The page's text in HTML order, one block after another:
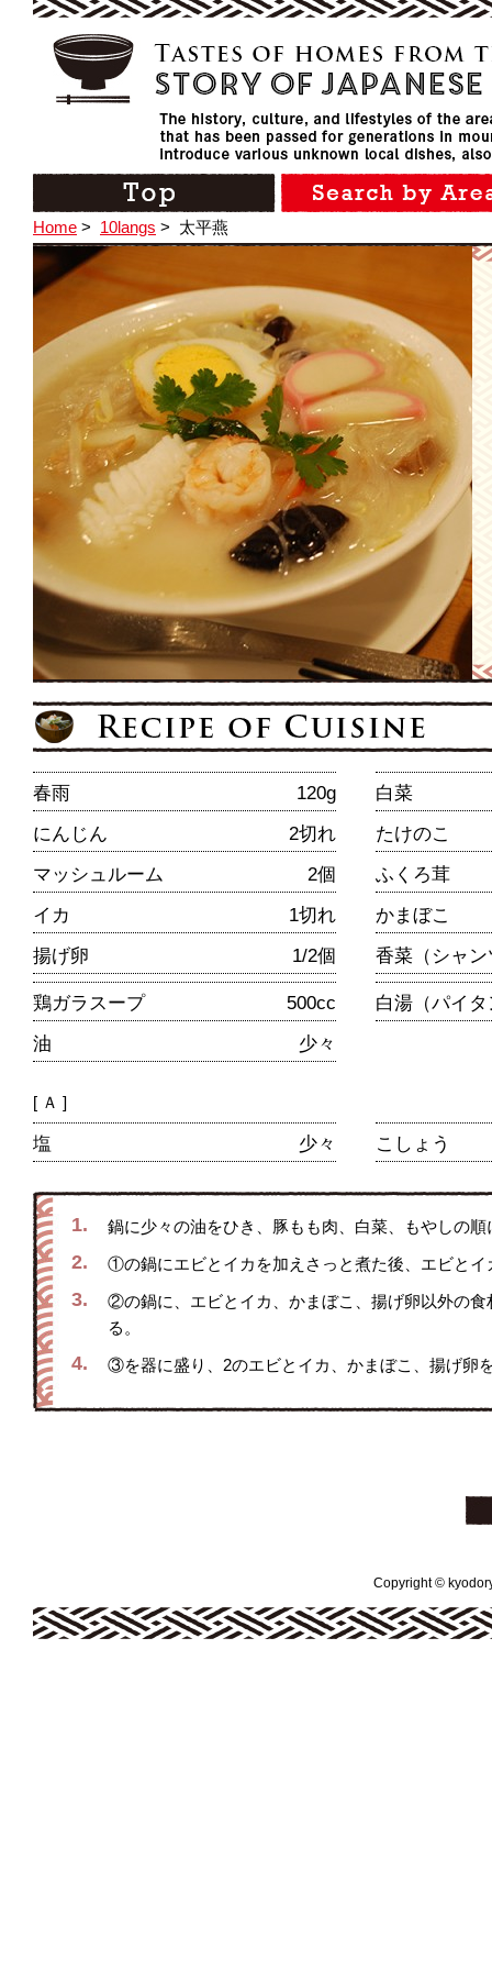
Home > 10langs > 太平燕
春雨 120g
白菜
にんじん
2切れ
たけのこ
マッシュルーム
2個
ふくろ茸
イカ
1切れ
かまぼこ
揚げ卵
1/2個 香菜（シャ
鶏ガラスープ 500cc
白湯（パイ
油
少々
[ Ａ ]
塩 少々 こしょう
1. 鍋に少々の油をひき、豚もも肉、白菜、もやしの
2. ①の鍋にエビとイカを加えさっと煮た後、エビとイ
3.
②の鍋に、エビとイカ、かまぼこ、揚げ卵以外の
る。
4. ③を器に盛り、2のエビとイカ、かまぼこ、揚げ卵
Copyright ©